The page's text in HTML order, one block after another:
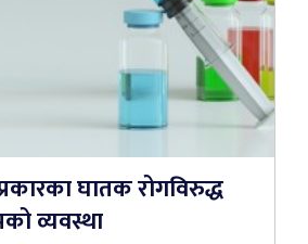
घातक रोगविरुद्ध
व्यवस्था